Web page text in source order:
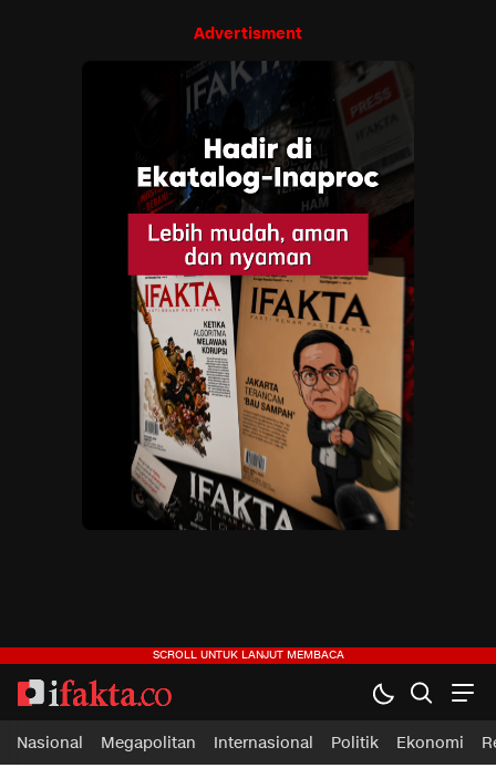
Advertisment
ifakta.co
#pastibenar
Nasional Megapolitan Internasional Politik Ekonomi